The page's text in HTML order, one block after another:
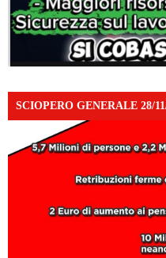
SCIOPERO GENERALE 28/